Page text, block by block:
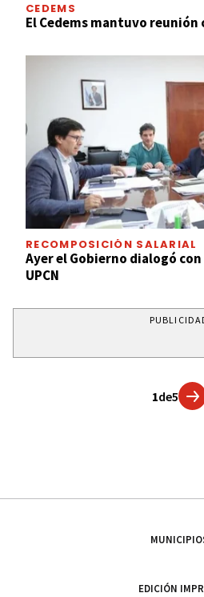
CEDEMS
El Cedems mantuvo reunión
RECOMPOSICIÓN SALARIAL
Ayer el Gobierno dialogó
UPCN
1de5
EDICIÓN